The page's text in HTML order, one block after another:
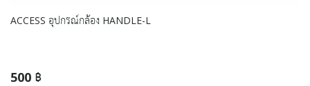
ACCESS อุปกรณ์กล้อง HANDLE-L
500 ฿